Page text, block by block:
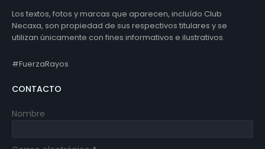
Los textos, fotos y marcas que aparecen, incluído Club
Necaxa, son propiedad de sus respectivos titulares y se
utilizan únicamente con fines informativos e ilustrativos.
#FuerzaRayos
CONTACTO
Nombre